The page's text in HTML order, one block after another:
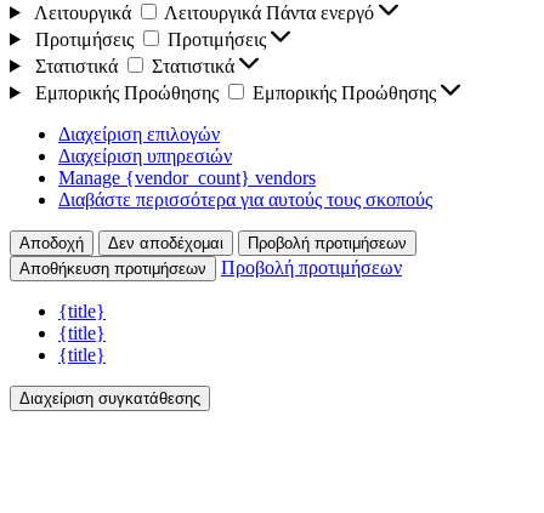
Λειτουργικά
Λειτουργικά Πάντα ενεργό
Προτιμήσεις
Προτιμήσεις
Στατιστικά
Στατιστικά
Εμπορικής Προώθησης
Εμπορικής Προώθησης
Διαχείριση επιλογών
Διαχείριση υπηρεσιών
Manage {vendor_count} vendors
Διαβάστε περισσότερα για αυτούς τους σκοπούς
Αποδοχή Δεν αποδέχομαι
Προβολή προτιμήσεων
Αποθήκευση προτιμήσεων
Προβολή προτιμήσεων
{title}
{title}
{title}
Διαχείριση συγκατάθεσης